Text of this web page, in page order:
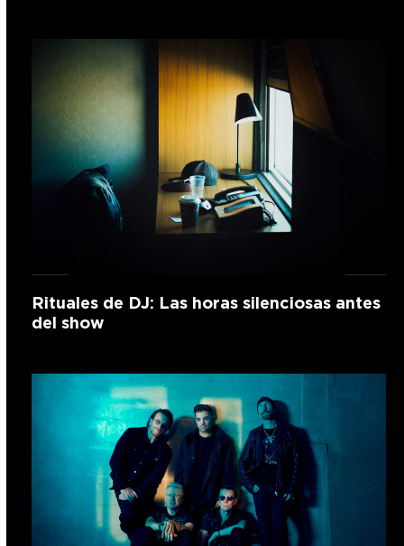
Rituales de DJ: Las horas silenciosas antes
del show